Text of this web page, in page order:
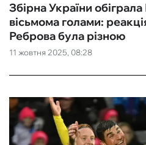
11 жовтня 2025, 08:28
Збірна України обіграла
вісьмома голами:
Реброва була різною